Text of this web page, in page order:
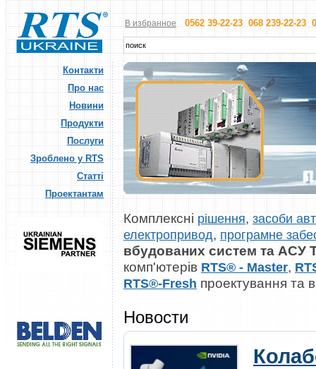
В избранное 0562 39-22-23 068 239-22-23
Контакти
Про нас
Новини
Продукти
Послуги
Зроблено у RTS
Статті
Проектантам
Комплексні рішення, засоби
електропривод, програмне
вбудованих систем та АСУ
комп'ютерів RTS® - Master,
RTS®-Fresh проектування та
Новости